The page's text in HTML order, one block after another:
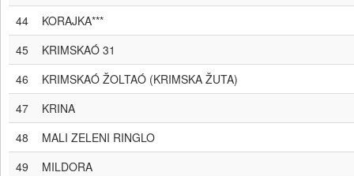
44
KORAJKA***
45
KRIMSKAÓ 31
46
KRIMSKAÓ ŽOLTAÓ (KRIMSKA ŽUTA)
47
KRINA
48
MALI ZELENI RINGLO
49
MILDORA